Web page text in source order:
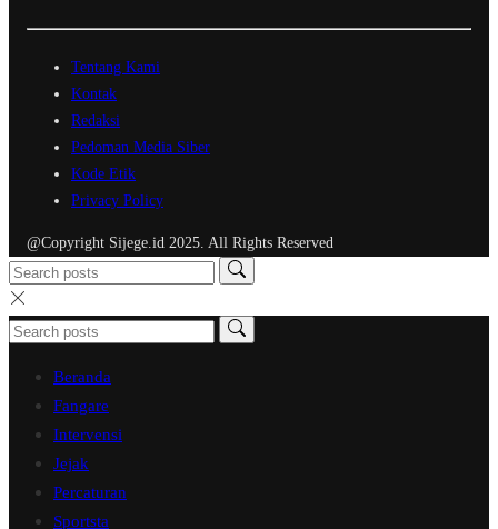
Tentang Kami
Kontak
Redaksi
Pedoman Media Siber
Kode Etik
Privacy Policy
@Copyright Sijege.id 2025. All Rights Reserved
Beranda
Fangare
Intervensi
Jejak
Percaturan
Sportsta